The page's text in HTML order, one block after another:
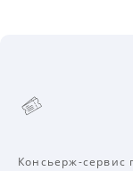
Консьерж-сервис